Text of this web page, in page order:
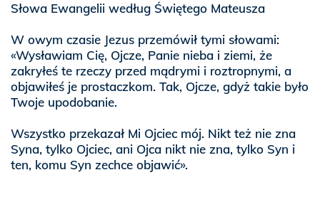
Słowa Ewangelii według Świętego Mateusza
W owym czasie Jezus przemówił tymi słowami:
«Wysławiam Cię, Ojcze, Panie nieba i ziemi, że
zakryłeś te rzeczy przed mądrymi i roztropnymi, a
objawiłeś je prostaczkom. Tak, Ojcze, gdyż takie było
Twoje upodobanie.
Wszystko przekazał Mi Ojciec mój. Nikt też nie zna
Syna, tylko Ojciec, ani Ojca nikt nie zna, tylko Syn i
ten, komu Syn zechce objawić».